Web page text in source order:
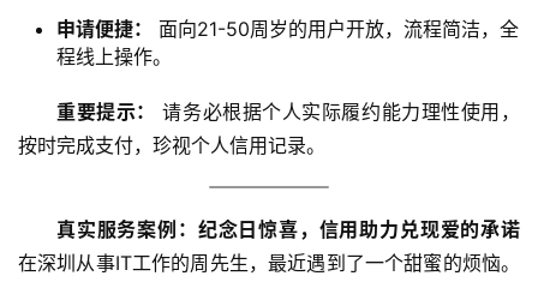
申请便捷：
​ 面向21-50周岁的用户开放，流程简洁，全
程线上操作。
重要提示：
​ 请务必根据个人实际履约能力理性使用，
按时完成支付，珍视个人信用记录。
真实服务案例：纪念日惊喜，信用助力兑现爱的承诺
在深圳从事IT工作的周先生，最近遇到了一个甜蜜的烦恼。